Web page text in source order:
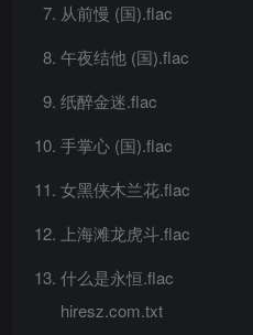
从前慢 (国).flac
午夜结他 (国).flac
纸醉金迷.flac
手掌心 (国).flac
女黑侠木兰花.flac
上海滩龙虎斗.flac
什么是永恒.flac
hiresz.com.txt